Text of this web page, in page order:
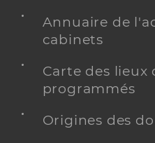
Annuaire de
cabinets
Carte des lieux
programmés
Origines des